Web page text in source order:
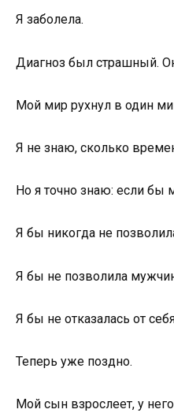
Я заболела.
Диагноз был страшный.
Мой мир рухнул в один
Я не знаю, сколько
Но я точно знаю: если бы
Я бы никогда не
Я бы не позволила
Я бы не отказалась от
Теперь уже поздно.
Мой сын взрослеет, у